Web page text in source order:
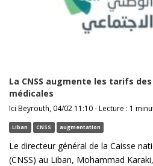
La CNSS augmente les tarifs
médicales
Ici Beyrouth, 04/02 11:10 - Lecture : 1
Liban CNSS augmentation
Le directeur général de la Caisse
(CNSS) au Liban, Mohammad